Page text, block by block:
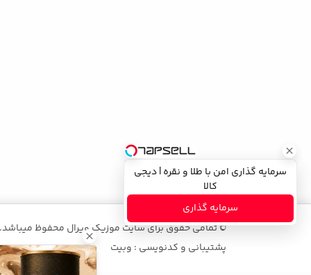
© تمامی حقوق برای سایت موزیک ویرال محفوظ میباشد.
پشتیبانی و کدنویسی : وبیت
سرمایه گذاری امن با طلا و نقره | دیجی
کالا
سرمایه گذاری